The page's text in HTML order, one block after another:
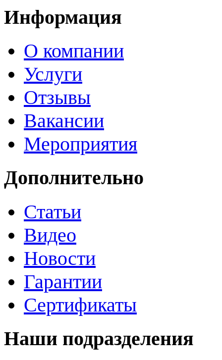
Информация
О компании
Услуги
Отзывы
Вакансии
Мероприятия
Дополнительно
Статьи
Видео
Новости
Гарантии
Сертификаты
Наши подразделения